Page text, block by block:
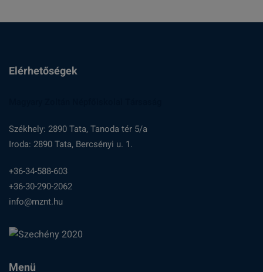
Elérhetőségek
Székhely: 2890 Tata, Tanoda tér 5/a
Iroda: 2890 Tata, Bercsényi u. 1.
+36-34-588-603
+36-30-290-2062
info@mznt.hu
Menü